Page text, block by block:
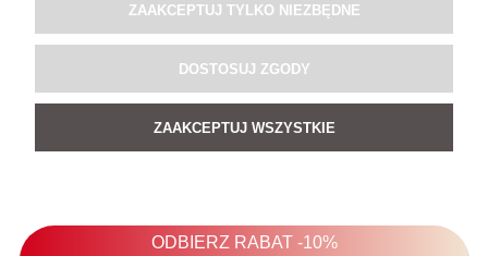
ZAAKCEPTUJ TYLKO NIEZBĘDNE
DOSTOSUJ ZGODY
ZAAKCEPTUJ WSZYSTKIE